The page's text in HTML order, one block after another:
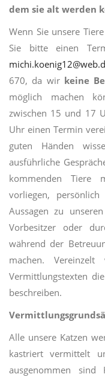
dem sie alt werden
Wenn Sie unsere
Sie bitte einen
670, da wir keine
möglich machen
zwischen 15 und 17
Uhr einen Termin
guten Händen
ausführliche
kommenden Tiere
vorliegen,
Aussagen zu
Vorbesitzer oder
während der
machen.
Vermittlungstexten
beschreiben.
Alle unsere Katzen
kastriert vermittelt
ausgenommen sind